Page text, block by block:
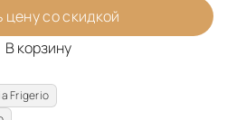
цену со скидкой
В корзину
Frigerio